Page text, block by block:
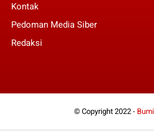
Kontak
Pedoman Media Siber
Redaksi
© Copyright 2022 -